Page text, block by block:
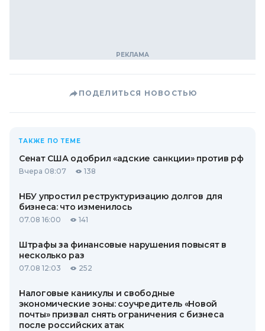
ПОДЕЛИТЬСЯ НОВОСТЬЮ
ТАКЖЕ ПО ТЕМЕ
Сенат США одобрил «адские санкции» против рф
Вчера 08:07 138
НБУ упростил реструктуризацию долгов для
бизнеса: что изменилось
07.08 16:00 141
Штрафы за финансовые нарушения повысят в
несколько раз
07.08 12:03 252
Налоговые каникулы и свободные
экономические зоны: соучредитель «Новой
почты» призвал снять ограничения с бизнеса
после российских атак